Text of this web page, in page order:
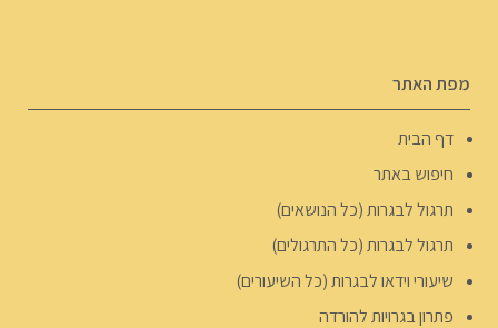
מפת האתר
דף הבית
חיפוש באתר
תרגול לבגרות (כל הנושאים)
תרגול לבגרות (כל התרגולים)
שיעורי וידאו לבגרות (כל השיעורים)
פתרון בגרויות להורדה